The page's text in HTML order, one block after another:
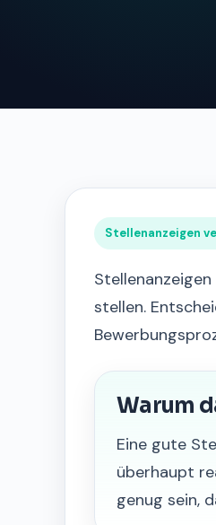
Stellenanzeigen
stellen.
Warum
Eine gute
überhaupt
genug sein,